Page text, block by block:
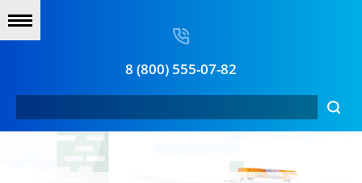
8 (800) 555-07-82